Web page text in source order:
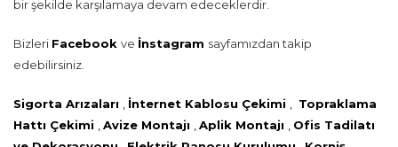
bir şekilde karşılamaya devam edeceklerdir.
Bizleri Facebook ve İnstagram sayfamızdan takip
edebilirsiniz.
Sigorta Arızaları İnternet Kablosu Çekimi
Topraklama
Hattı Çekimi
Avize Montajı Aplik Montajı
Ofis Tadilatı